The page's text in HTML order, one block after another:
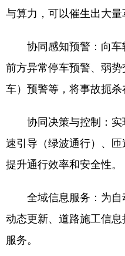
与算力，可以催生出大量
协同感知预警：向车
前方异常停车预警、弱
车）预警等，将事故扼杀
协同决策与控制：实
速引导（绿波通行）、
提升通行效率和安全性。
全域信息服务：为自
动态更新、道路施工信
服务。